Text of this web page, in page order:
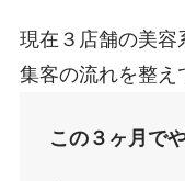
現在３店舗の美容
集客の流れを整え
この３ヶ月で